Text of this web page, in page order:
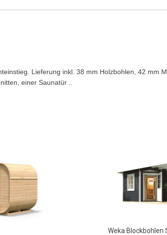
Lieferung inkl. 38 mm Holzbohlen, 42 mm
einer Saunatür ..
Weka Blockbohlen